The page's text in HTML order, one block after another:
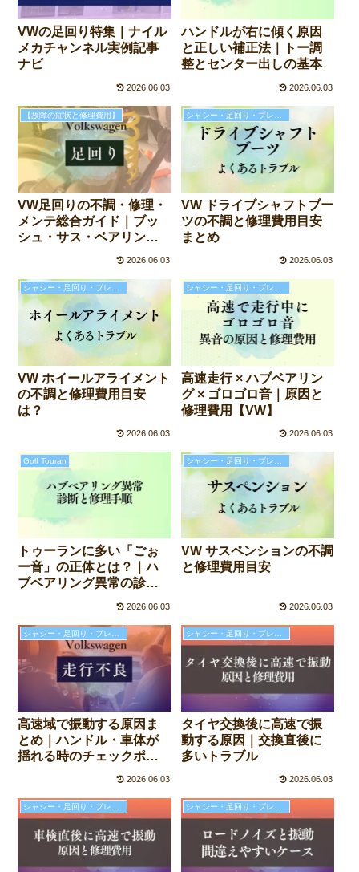
VWの足回り特集｜ナイル
メカチャンネル実例記事
ナビ
2026.06.03
ハンドルが右に傾く原因
と正しい補正法｜トー調
整とセンター出しの基本
2026.06.03
【故障の症状と修理費用】
VW足回りの不調・修理・
メンテ総合ガイド｜ブッ
シュ・サス・ベアリン
グ・アライメントの基礎
2026.06.03
VW ドライブシャフトブー
ツの不調と修理費用目安
まとめ
2026.06.03
シャシー・足回り・ブレーキの故障と修理費用
VW ホイールアライメント
の不調と修理費用目安
は？
2026.06.03
シャシー・足回り・ブレーキの故障と修理費用
高速走行 × ハブベアリン
グ × ゴロゴロ音｜原因と
修理費用【VW】
2026.06.03
Golf Touran
トゥーランに多い「ごぉ
ー音」の正体とは？｜ハ
ブベアリング異常の診断
2026.06.03
VW サスペンションの不調
と修理費用目安
2026.06.03
シャシー・足回り・ブレーキの故障と修理費用
高速域で振動する原因ま
とめ｜ハンドル・車体が
揺れる時のチェックポイ
2026.06.03
シャシー・足回り・ブレーキの故障と修理費用
タイヤ交換後に高速で振
動する原因｜交換直後に
多いトラブル
2026.06.03